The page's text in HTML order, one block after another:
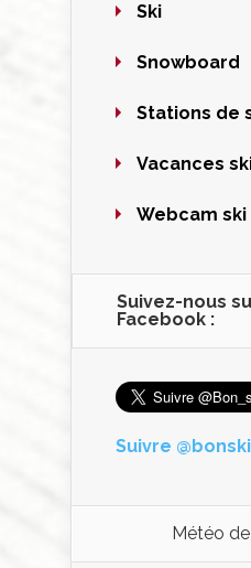
Ski
Snowboard
Stations de
Vacances
Webcam ski
Suivez-nous
Facebook :
Suivre
Météo